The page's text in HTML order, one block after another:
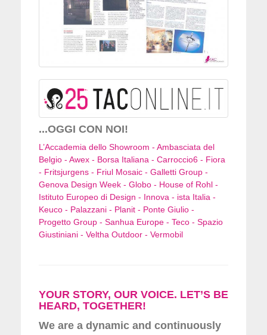
...OGGI CON NOI!
L’Accademia dello Showroom - Ambasciata del
Belgio - Awex - Borsa Italiana - Carroccio6 - Fiora
- Fritsjurgens - Friul Mosaic - Galletti Group -
Genova Design Week - Globo - House of Rohl -
Istituto Europeo di Design - Innova - ista Italia -
Keuco - Palazzani - Planit - Ponte Giulio -
Progetto Group - Sanhua Europe - Teco - Spazio
Giustiniani - Veltha Outdoor - Vermobil
YOUR STORY, OUR VOICE. LET’S BE
HEARD, TOGETHER!
We are a dynamic and continuously